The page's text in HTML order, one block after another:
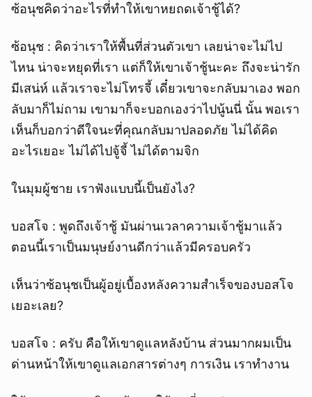
ซ้อนุชคิดว่าอะไรที่ทำให้เขาหยถดเจ้าชู้ได้?
ซ้อนุช : คิดว่าเราให้พื้นที่ส่วนตัวเขา เลยน่าจะไม่ไป
ไหน น่าจะหยุดที่เรา แต่ก็ให้เขาเจ้าชู้นะคะ ถึงจะน่ารัก
มีเสน่ห์ แล้วเราจะไม่โทรจี้ เดี๋ยวเขาจะกลับมาเอง พอก
ลับมาก็ไม่ถาม เขามาก็จะบอกเองว่าไปนู้นนี่ นั้น พอเรา
เห็นก็บอกว่าดีใจนะที่คุณกลับมาปลอดภัย ไม่ได้คิด
อะไรเยอะ ไม่ได้ไปจู้จี้ ไม่ได้ตามจิก
ในมุมผู้ชาย เราฟังแบบนี้เป็นยังไง?
บอสโจ : พูดถึงเจ้าชู้ มันผ่านเวลาความเจ้าชู้มาแล้ว
ตอนนี้เราเป็นมนุษย์งานดีกว่าแล้วมีครอบครัว
เห็นว่าซ้อนุชเป็นผู้อยู่เบื้องหลังความสำเร็จของบอสโจ
เยอะเลย?
บอสโจ : ครับ คือให้เขาดูแลหลังบ้าน ส่วนมากผมเป็น
ด่านหน้าให้เขาดูแลเอกสารต่างๆ การเงิน เราทำงาน